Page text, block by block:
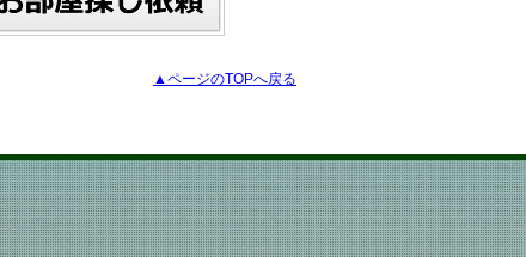
▲ページのTOPへ戻る